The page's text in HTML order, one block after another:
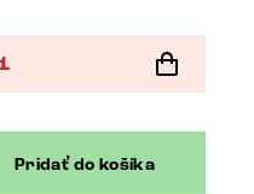
Pridať do košíka